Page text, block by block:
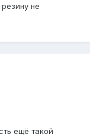
не
ещё такой